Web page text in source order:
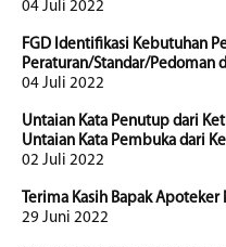
04 Juli 2022
FGD Identifikasi Kebutuhan
Peraturan/Standar/Pedoman
04 Juli 2022
Untaian Kata Penutup dari
Untaian Kata Pembuka dari
02 Juli 2022
Terima Kasih Bapak Apoteker
29 Juni 2022